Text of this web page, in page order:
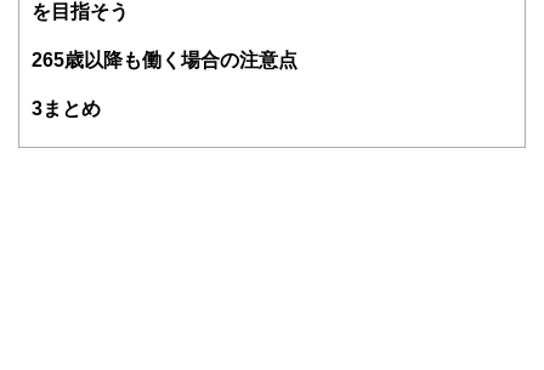
得者を中心に「お金や暮らし」に関する書籍・雑誌の編集経
関わることで、読者目線のコンテンツを追求しています。
ドバイザー、DCプランナー、公認会計士、社会保険労務
を目指そう
265歳以降も働く場合の注意点
3まとめ